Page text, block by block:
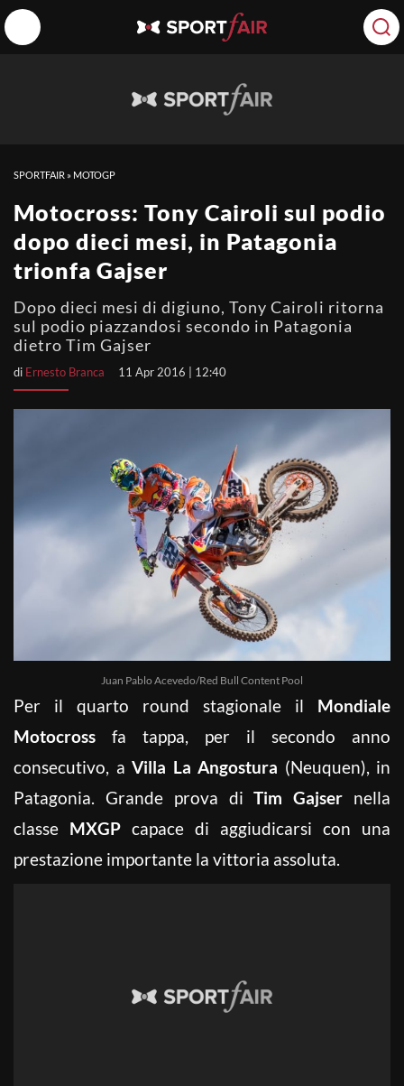
SPORTFAIR » MOTOGP
Motocross: Tony Cairoli sul podio
dopo dieci mesi, in Patagonia
trionfa Gajser
Dopo dieci mesi di digiuno, Tony Cairoli ritorna
sul podio piazzandosi secondo in Patagonia
dietro Tim Gajser
di Ernesto Branca 11 Apr 2016 | 12:40
Juan Pablo Acevedo/Red Bull Content Pool
Per il quarto round stagionale il Mondiale
Motocross fa tappa, per il secondo anno
consecutivo, a Villa La Angostura (Neuquen), in
Patagonia. Grande prova di Tim Gajser nella
classe MXGP capace di aggiudicarsi con una
prestazione importante la vittoria assoluta.